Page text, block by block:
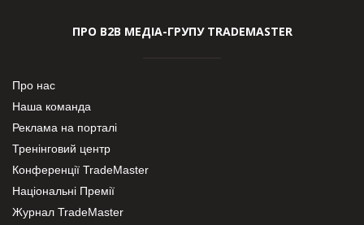
ПРО В2В МЕДІА-ГРУПУ TRADEMASTER
Про нас
Наша команда
Реклама на порталі
Тренінговий центр
Конференції TradeMaster
Національні Премії
Журнал TradeMaster